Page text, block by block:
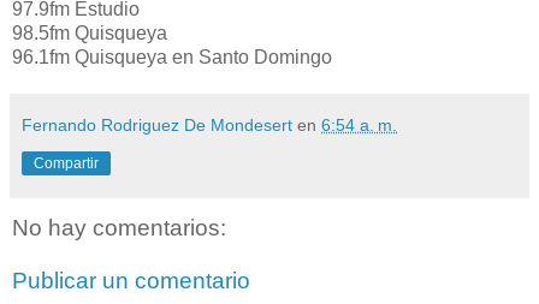
97.9fm Estudio
98.5fm Quisqueya
96.1fm Quisqueya en Santo Domingo
Fernando Rodriguez De Mondesert en 6:54 a. m.
Compartir
No hay comentarios:
Publicar un comentario